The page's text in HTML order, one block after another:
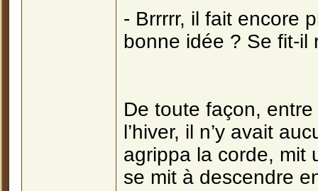
- Brrrrr, il fait encore
bonne idée ? Se fit-il
De toute façon,
l’hiver, il n’y avait
agrippa la corde, mit
se mit à descendre